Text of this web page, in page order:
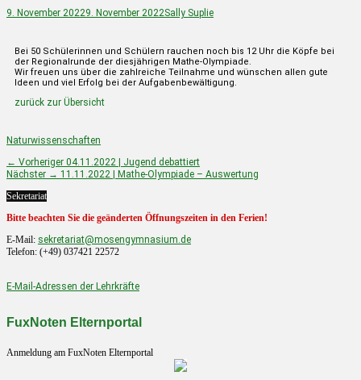
9. November 20229. November 2022Sally Suplie
Bei 50 Schülerinnen und Schülern rauchen noch bis 12 Uhr die Köpfe bei
der Regionalrunde der diesjährigen Mathe-Olympiade.
Wir freuen uns über die zahlreiche Teilnahme und wünschen allen gute
Ideen und viel Erfolg bei der Aufgabenbewältigung.
zurück zur Übersicht
Naturwissenschaften
← Vorheriger 04.11.2022 | Jugend debattiert
Nächster → 11.11.2022 | Mathe-Olympiade – Auswertung
Sekretariat
Bitte beachten Sie die geänderten Öffnungszeiten in den Ferien!
E-Mail: sekretariat@mosengymnasium.de
Telefon: (+49) 037421 22572
E-Mail-Adressen der Lehrkräfte
FuxNoten Elternportal
Anmeldung am FuxNoten Elternportal